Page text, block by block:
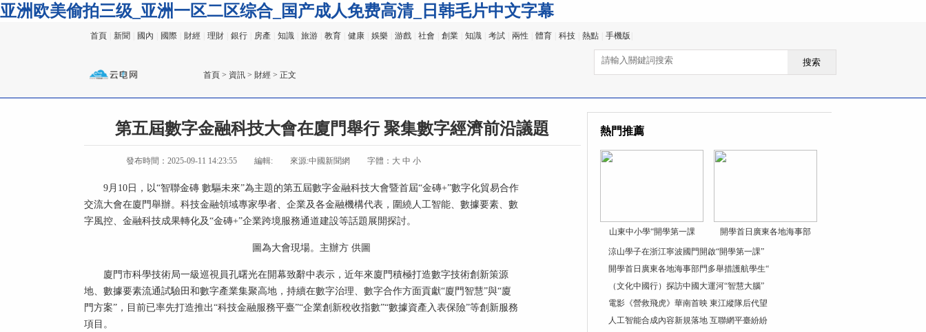
亚洲欧美偷拍三级_亚洲一区二区综合_国产成人免费高清_日韩毛片中文字幕
首頁 新聞 國內 國際 財經 理財 銀行 房產 知識 旅游 教育 健康 娛樂 游戲 社會 創業 知識 考試 兩性 體育 科技 熱點 手機版
首頁 > 資訊 > 財經 > 正文
搜索
第五屆數字金融科技大會在廈門舉行 聚集數字經濟前沿議題
發布時間：2025-09-11 14:23:55 編輯: 來源:中國新聞網 字體： 大 中 小
9月10日，以“智聯金磚 數驅未來”為主題的第五屆數字金融科技大會暨首屆“金磚+”數字化貿易合作
交流大會在廈門舉辦。科技金融領域專家學者、企業及各金融機構代表，圍繞人工智能、數據要素、數
字風控、金融科技成果轉化及“金磚+”企業跨境服務通道建設等話題展開探討。
圖為大會現場。主辦方 供圖
廈門市科學技術局一級巡視員孔曙光在開幕致辭中表示，近年來廈門積極打造數字技術創新策源
地、數據要素流通試驗田和數字產業集聚高地，持續在數字治理、數字合作方面貢獻“廈門智慧”與“廈
門方案”，目前已率先打造推出“科技金融服務平臺”“企業創新稅收指數”“數據資產入表保險”等創新服務
項目。
熱門推薦
山東中小學“開學第一課 開學首日廣東各地海事部
涼山學子在浙江寧波國門開啟“開學第一課”
開學首日廣東各地海事部門多舉措護航學生“
（文化中國行）探訪中國大運河“智慧大腦”
電影《營救飛虎》華南首映 東江縱隊后代望
人工智能合成內容新規落地 互聯網平臺紛紛